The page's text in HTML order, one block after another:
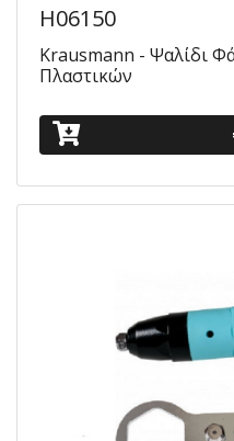
H06150
Krausmann - Ψαλίδι
Πλαστικών